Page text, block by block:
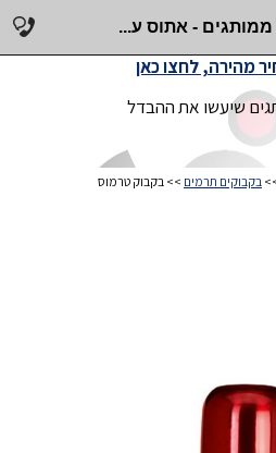
- אתוס ע...
שיעשו את ההבדל
מהירה, לחצו כאן
בקבוקים תרמים >> בקבוק טרמוס